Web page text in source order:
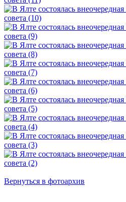
Вернуться в фотоархив